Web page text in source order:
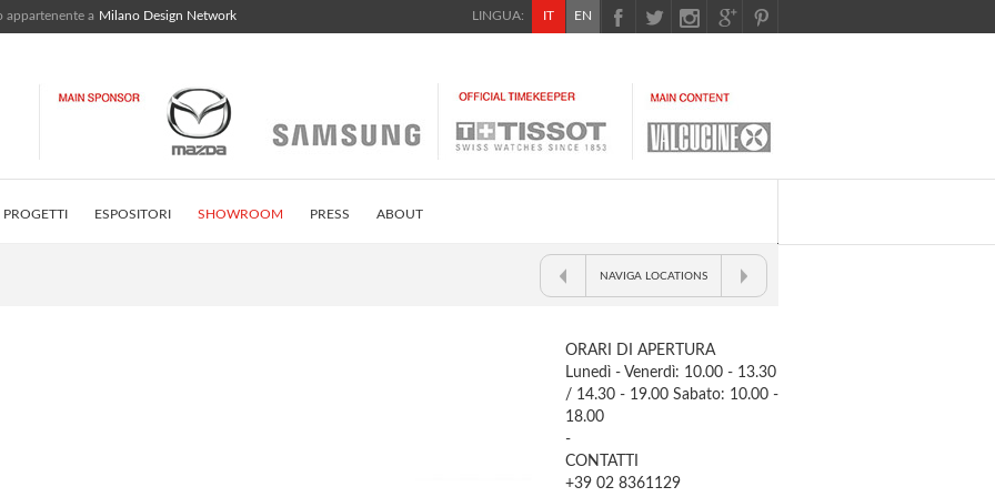
appartenente a Milano Design Network EN
IT
LINGUA:
PROGETTI ESPOSITORI SHOWROOM PRESS ABOUT
NAVIGA LOCATIONS
ORARI DI APERTURA
Lunedì - Venerdì: 10.00 - 13.30
/ 14.30 - 19.00 Sabato: 10.00 -
18.00
-
CONTATTI
+39 02 8361129